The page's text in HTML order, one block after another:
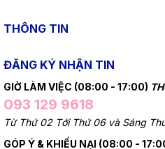
THÔNG TIN
ĐĂNG KÝ NHẬN TIN
GIỜ LÀM VIỆC (08:00 - 17:00)
093 129 9618
Từ Thứ 02 Tới Thứ 06 và Sáng
GÓP Ý & KHIẾU NẠI (08:00 -